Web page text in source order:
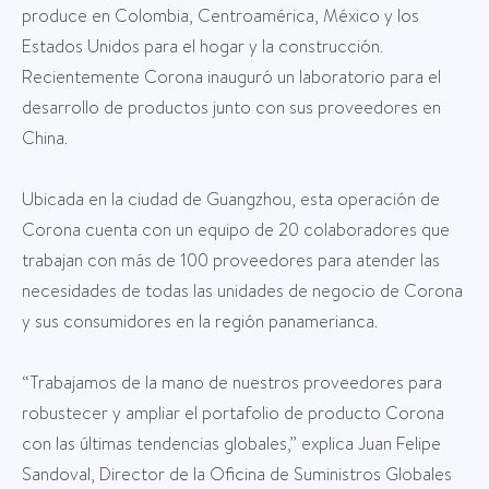
produce en Colombia, Centroamérica, México y los
Estados Unidos para el hogar y la construcción.
Recientemente Corona inauguró un laboratorio para el
desarrollo de productos junto con sus proveedores en
China.
Ubicada en la ciudad de Guangzhou, esta operación de
Corona cuenta con un equipo de 20 colaboradores que
trabajan con más de 100 proveedores para atender las
necesidades de todas las unidades de negocio de Corona
y sus consumidores en la región panamerianca.
“Trabajamos de la mano de nuestros proveedores para
robustecer y ampliar el portafolio de producto Corona
con las últimas tendencias globales,” explica Juan Felipe
Sandoval, Director de la Oficina de Suministros Globales